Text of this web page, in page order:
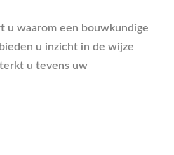
u waarom een bouwkundige
u inzicht in de wijze
u tevens uw